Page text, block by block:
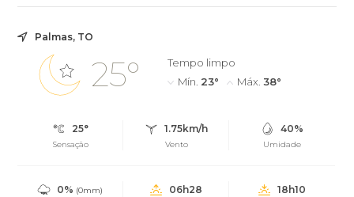
Palmas, TO
25°
Tempo limpo
Mín. 23° Máx. 38°
25°
Sensação
1.75km/h
Vento
40%
Umidade
0% (0mm)
06h28 18h10